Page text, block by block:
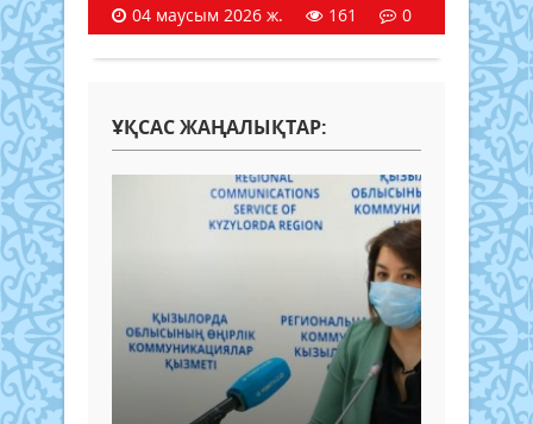
04 маусым 2026 ж.
161 0
ҰҚСАС ЖАҢАЛЫҚТАР: